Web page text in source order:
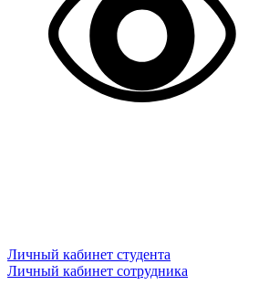
Личный кабинет студента
Личный кабинет сотрудника